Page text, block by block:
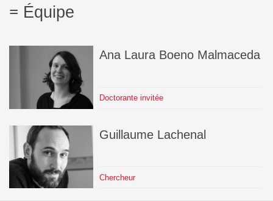
Équipe
Ana Laura Boeno Malmaceda
Doctorante invitée
Guillaume Lachenal
Chercheur